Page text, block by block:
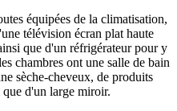
équipées de la climatisation,
télévision écran plat haute
que d'un réfrigérateur pour y
chambres ont une salle de bain
sèche-cheveux, de produits
d'un large miroir.